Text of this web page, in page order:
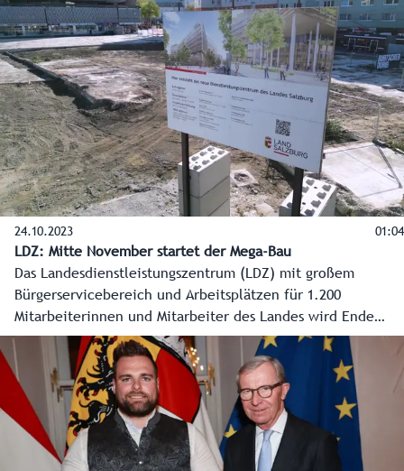
Landesdienstleistungszentrum - zur Verfügung. Doch bevor
das Gebäude wachsen kann, geht es in die Tiefe. Rund 250
Pfähle, die 40 Meter in den Boden gebohrt werden,
werden die Basis sein – ein Hauch von Venedig, doch viel
moderner.
24.10.2023 01:04
LDZ: Mitte November startet der Mega-Bau
Das Landesdienstleistungszentrum (LDZ) mit großem
Bürgerservicebereich und Arbeitsplätzen für 1.200
Mitarbeiterinnen und Mitarbeiter des Landes wird Ende
2026 fertig sein. Im Bahnhofsbereich sind die
Abrissarbeiten der alten Gebäude nun erledigt, es kann
Neues entstehen. Baustart ist Mitte November.